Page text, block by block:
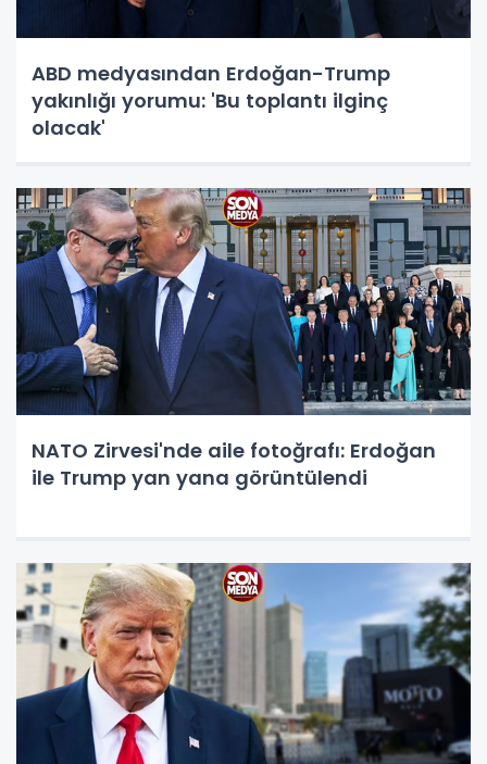
ABD medyasından Erdoğan-Trump
yakınlığı yorumu: 'Bu toplantı ilginç
olacak'
NATO Zirvesi'nde aile fotoğrafı: Erdoğan
ile Trump yan yana görüntülendi